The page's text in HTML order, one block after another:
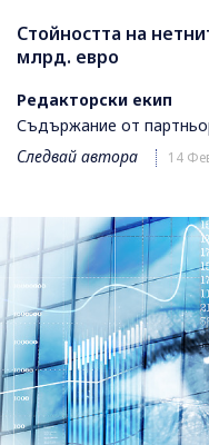
Стойността на
млрд. евро
Редакторски екип
Съдържание от
Следвай автора
14